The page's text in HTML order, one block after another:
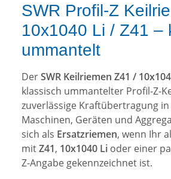
SWR Profil-Z
10x1040 Li / Z41 –
ummantelt
DerSWR Keilriemen Z41 /
klassisch ummantelter Profil-Z-
zuverlässige Kraftübertragung
Maschinen, Geräten und
sich als Ersatzriemen, wenn Ihr
mitZ41, 10x1040 Li oder einer
Z-Angabe gekennzeichnet ist.